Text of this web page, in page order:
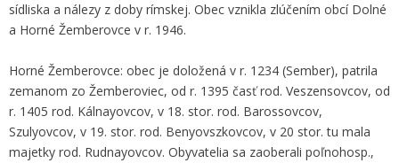
sídliska a nálezy z doby rímskej. Obec vznikla zlúčením obcí Dolné
a Horné Žemberovce v r. 1946.
Horné Žemberovce: obec je doložená v r. 1234 (Sember), patrila
zemanom zo Žemberoviec, od r. 1395 časť rod. Veszensovcov, od
r. 1405 rod. Kálnayovcov, v 18. stor. rod. Barossovcov,
Szulyovcov, v 19. stor. rod. Benyovszkovcov, v 20 stor. tu mala
majetky rod. Rudnayovcov. Obyvatelia sa zaoberali poľnohosp.,